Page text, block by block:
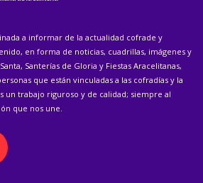
a informar de la actualidad cofrade y
en forma de noticias, cuadrillas, imágenes y
Santerías de Gloria y Fiestas Aracelitanas,
que están vinculadas a las cofradías y la
un trabajo riguroso y de calidad; siempre al
que nos une.